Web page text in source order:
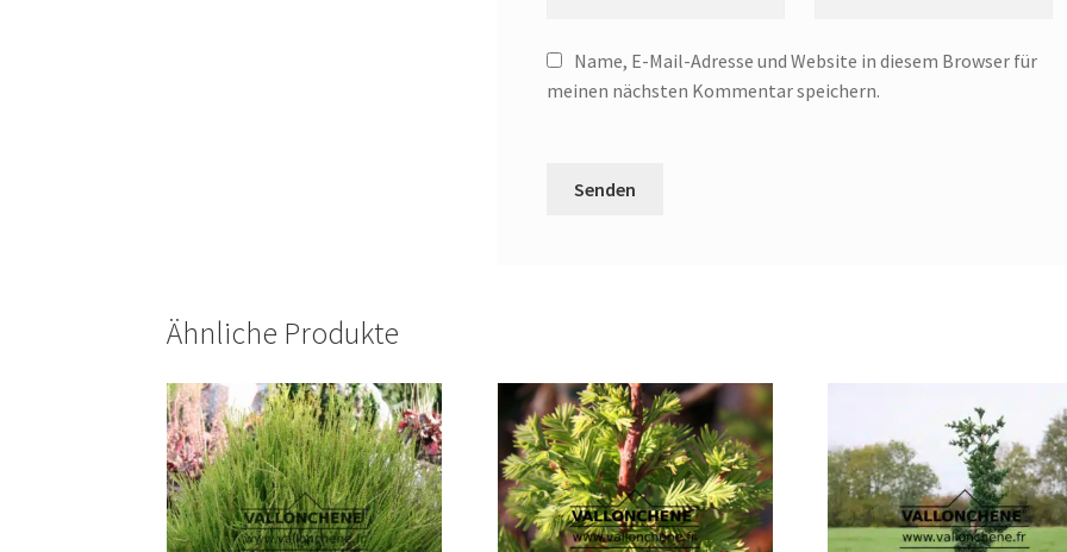
Name, E-Mail-Adresse und Website in diesem Browser für
meinen nächsten Kommentar speichern.
Ähnliche Produkte